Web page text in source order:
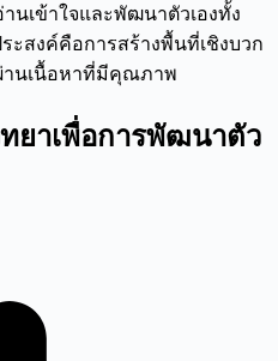
นเข้าใจและพัฒนาตัวเองทั้ง
ะสงค์คือการสร้างพื้นที่เชิงบวก
านเนื้อหาที่มีคุณภาพ
ยาเพื่อการพัฒนาตัว